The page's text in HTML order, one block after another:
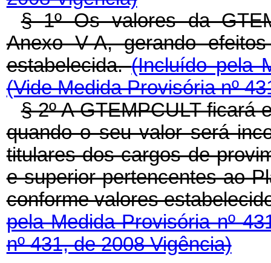
§ 1º Os valores da
Anexo V-A, gerando
estabelecida.(Incluído pela
(Vide Medida Provisória nº
§ 2º A GTEMPCULT ficará
quando o seu valor será
titulares dos cargos de
e superior pertencentes ao
conforme valores
pela Medida Provisória nº
nº 431, de 2008 Vigência)